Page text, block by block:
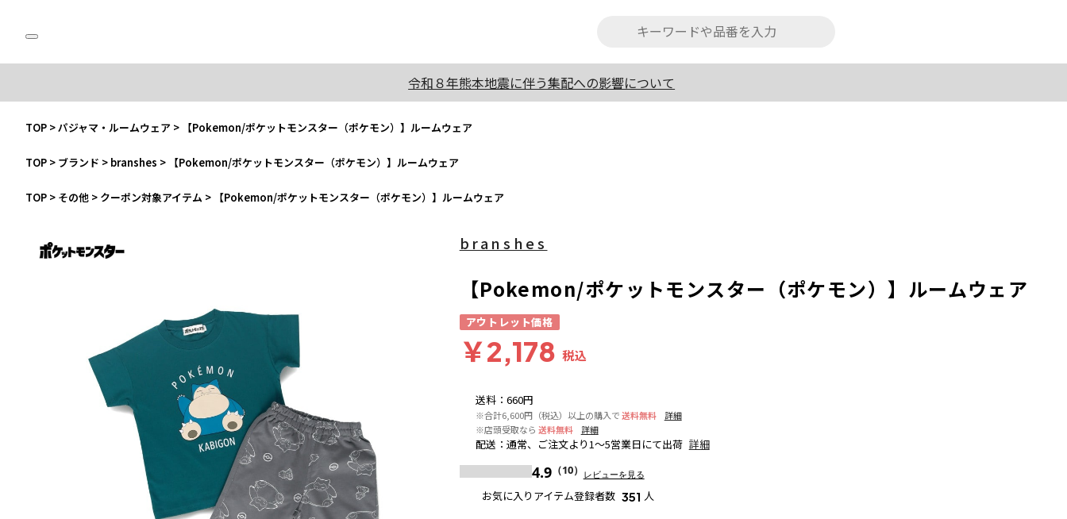
令和８年熊本地震に伴う集配への影響について
TOP >パジャマ・ルームウェア > 【Pokemon/ポケットモンスター（ポケモン）】ルームウェア
TOP > ブランド > branshes > 【Pokemon/ポケットモンスター（ポケモン）】ルームウェア
TOP > その他 > クーポン対象アイテム > 【Pokemon/ポケットモンスター（ポケモン）】ルームウェア
送料： 660円
※合計6,600円（税込）以上の購入で送料無料
詳細
※店頭受取なら 送料無料 詳細
配送 ： 通常、ご注文より1～5営業日にて出荷 詳細
4.9（10） レビューを見る
お気に入りアイテム登録者数 351 人
branshes
【Pokemon/ポケットモンスター（ポケモン）】ルームウェア
アウトレット価格
￥2,178 税込